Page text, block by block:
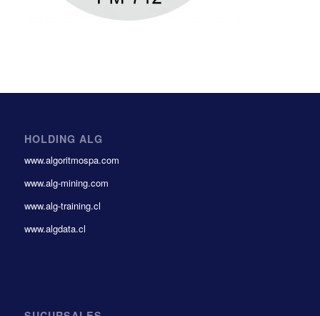
HOLDING ALG
www.algoritmospa.com
www.alg-mining.com
www.alg-training.cl
www.algdata.cl